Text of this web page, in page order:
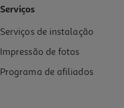
Serviços
Serviços de instalação
Impressão de fotos
Programa de afiliados